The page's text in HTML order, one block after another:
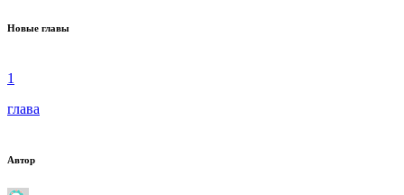
Новые главы
1
глава
Автор